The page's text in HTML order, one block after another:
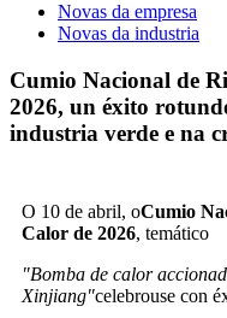
Novas da empresa
Novas da industria
Cumio Nacional de
2026, un éxito
industria verde e na
O 10 de abril, oCumio
Calor de 2026, temático
"Bomba de calor
Xinjiang"celebrouse con